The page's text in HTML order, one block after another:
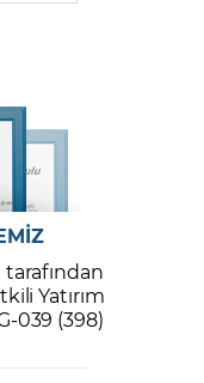
tarafından
Yatırım
039 (398)